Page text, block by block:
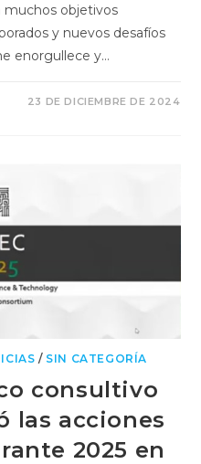
muchos objetivos
y nuevos desafíos
enorgullece y…
23 DE DICIEMBRE DE 2024
/ SIN CATEGORÍA
consultivo
las acciones
2025 en